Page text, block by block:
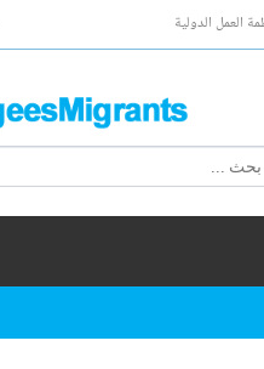
العمل الدولية